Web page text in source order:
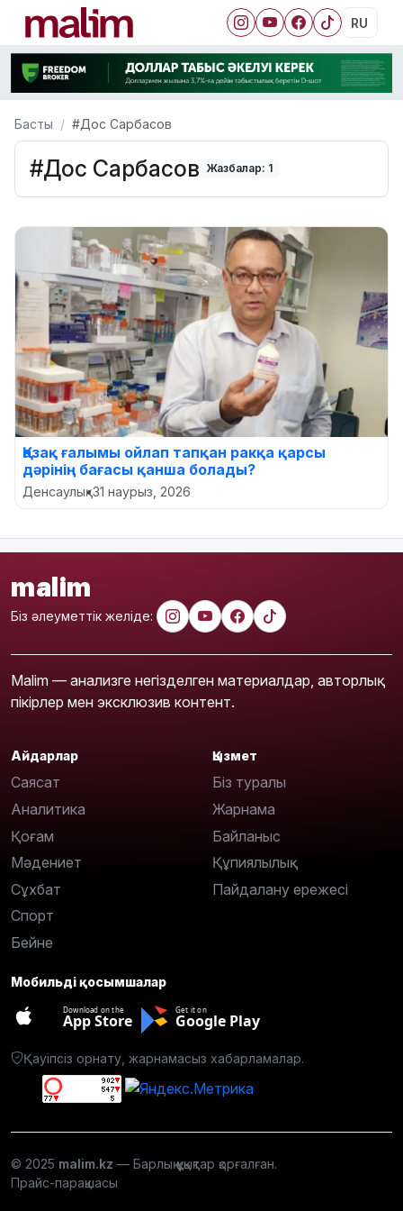
RU
Басты #Дос Сарбасов
#Дос Сарбасов Жазбалар: 1
Қазақ ғалымы ойлап тапқан ракқа қарсы
дәрінің бағасы қанша болады?
Денсаулық•31 наурыз, 2026
malim
Біз әлеуметтік желіде:
Malim — анализге негізделген материалдар, авторлық
пікірлер мен эксклюзив контент.
Айдарлар
Саясат
Аналитика
Қоғам
Мәдениет
Сұхбат
Спорт
Бейне
Қызмет
Біз туралы
Жарнама
Байланыс
Құпиялылық
Пайдалану ережесі
Мобильді қосымшалар
Download on the
App Store
Get it on
Google Play
Қауіпсіз орнату, жарнамасыз хабарламалар.
© 2025 malim.kz — Барлық құқықтар қорғалған.
Прайс-парақшасы